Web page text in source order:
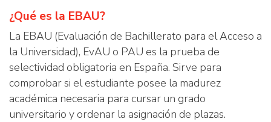
¿Qué es la EBAU?
La EBAU (Evaluación de Bachillerato para el Acceso a
la Universidad), EvAU o PAU es la prueba de
selectividad obligatoria en España. Sirve para
comprobar si el estudiante posee la madurez
académica necesaria para cursar un grado
universitario y ordenar la asignación de plazas.